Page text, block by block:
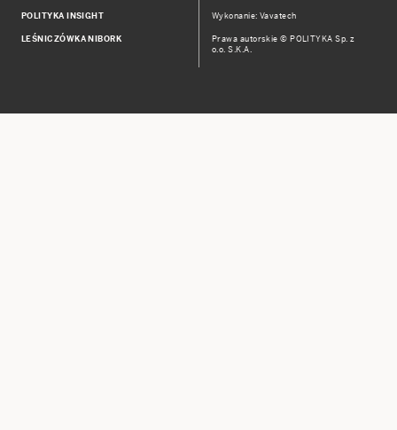
POLITYKA INSIGHT
LEŚNICZÓWKA NIBORK
Wykonanie: Vavatech
Prawa autorskie © POLITYKA Sp. z
o.o. S.K.A.